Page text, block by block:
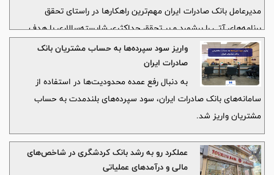
مدیرعامل بانک صادرات ایران مهم‌ترین راهکارها در راستای تحقق
برنامه‌های آتی را برشمرد و بر تحقق حداکثری شایسته‌سالاری با هدف
ارائه خدمات مطلوب به مشتریان تاکید کرد.واریز سود سپرده‌ها به حساب مشتریان بانک
صادرات ایران
به دنبال رفع عمده محدودیت‌ها در استفاده از
سامانه‌های بانک صادرات ایران، سود سپرده‌های بلندمدت به حساب
مشتریان واریز شد.
عملکرد رو به رشد بانک کردشگری در شاخص‌های
مالی و درآمدهای عملیاتی